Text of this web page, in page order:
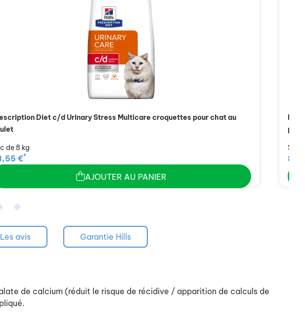
Diet c/d Urinary Stress Multicare croquettes pour chat au
de 8 kg
€*
AJOUTER AU PANIER
Sac
Les avis Garantie Hills
de calcium (réduit le risque de récidive / apparition de calculs de